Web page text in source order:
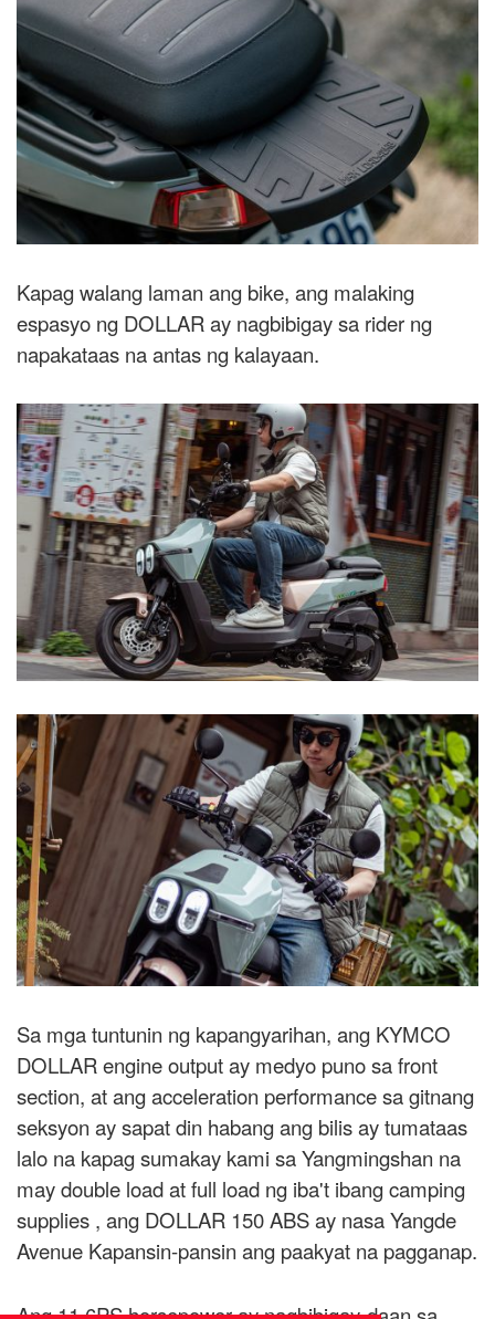
Kapag walang laman ang bike, ang malaking
espasyo ng DOLLAR ay nagbibigay sa rider ng
napakataas na antas ng kalayaan.
Sa mga tuntunin ng kapangyarihan, ang KYMCO
DOLLAR engine output ay medyo puno sa front
section, at ang acceleration performance sa gitnang
seksyon ay sapat din habang ang bilis ay tumataas
lalo na kapag sumakay kami sa Yangmingshan na
may double load at full load ng iba't ibang camping
supplies , ang DOLLAR 150 ABS ay nasa Yangde
Avenue Kapansin-pansin ang paakyat na pagganap.